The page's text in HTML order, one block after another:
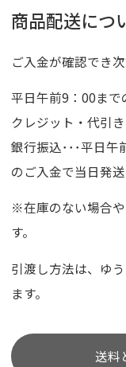
商品配送につ
ご入金が確認でき
平日午前9：00ま
クレジット・代引
銀行振込･･･平日午
のご入金で当日発送
※在庫のない場合
す。
引渡し方法は、ゆ
ます。
送料